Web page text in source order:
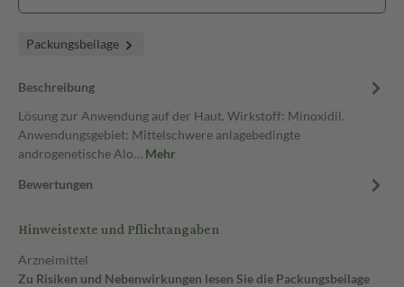
Packungsbeilage
Beschreibung
Lösung zur Anwendung auf der Haut. Wirkstoff: Minoxidil.
Anwendungsgebiet: Mittelschwere anlagebedingte
androgenetische Alo… Mehr
Bewertungen
Hinweistexte und Pflichtangaben
Arzneimittel
Zu Risiken und Nebenwirkungen lesen Sie die Packungsbeilage